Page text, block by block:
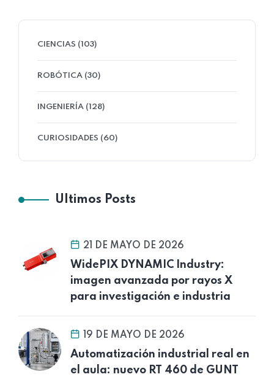
CIENCIAS (103)
ROBÓTICA (30)
INGENIERÍA (128)
CURIOSIDADES (60)
Ultimos Posts
21 DE MAYO DE 2026
WidePIX DYNAMIC Industry:
imagen avanzada por rayos X
para investigación e industria
19 DE MAYO DE 2026
Automatización industrial real en
el aula: nuevo RT 460 de GUNT